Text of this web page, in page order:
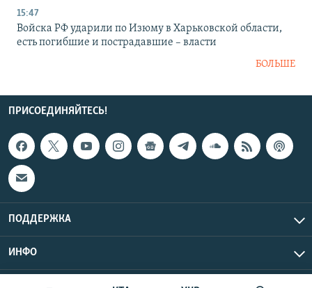
15:47
Войска РФ ударили по Изюму в Харьковской области,
есть погибшие и пострадавшие – власти
БОЛЬШЕ
ПРИСОЕДИНЯЙТЕСЬ!
ПОДДЕРЖКА
ИНФО